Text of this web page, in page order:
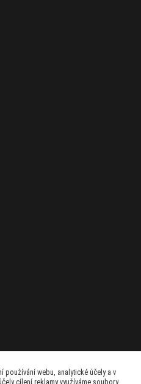
používání webu, analytické účely a v
cílení reklamy využíváme soubory